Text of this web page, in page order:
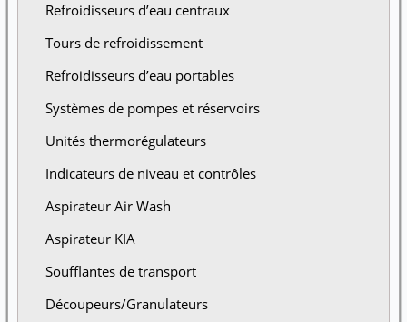
Refroidisseurs d’eau centraux
Tours de refroidissement
Refroidisseurs d’eau portables
Systèmes de pompes et réservoirs
Unités thermorégulateurs
Indicateurs de niveau et contrôles
Aspirateur Air Wash
Aspirateur KIA
Soufflantes de transport
Découpeurs/Granulateurs